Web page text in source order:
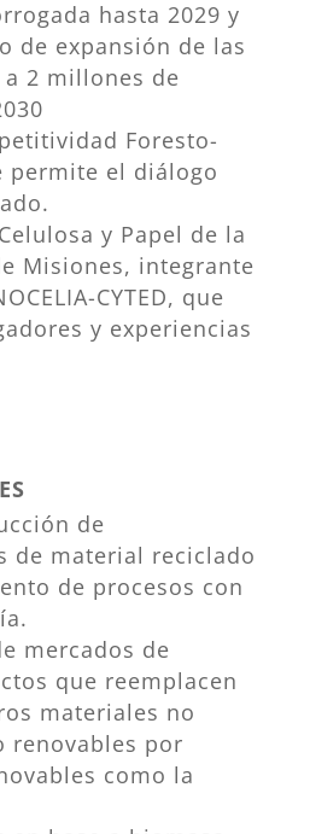
hasta 2029 y
de expansión de las
2 millones de
Foresto-
permite el diálogo
y Papel de la
Misiones, integrante
CYTED, que
y experiencias
de
de material reciclado
de procesos con
mercados de
que reemplacen
materiales no
renovables por
como la